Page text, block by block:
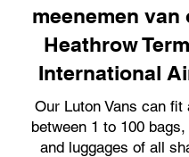
meenemen van
Heathrow
International
Our Luton Vans can fit
between 1 to 100
and luggages of all